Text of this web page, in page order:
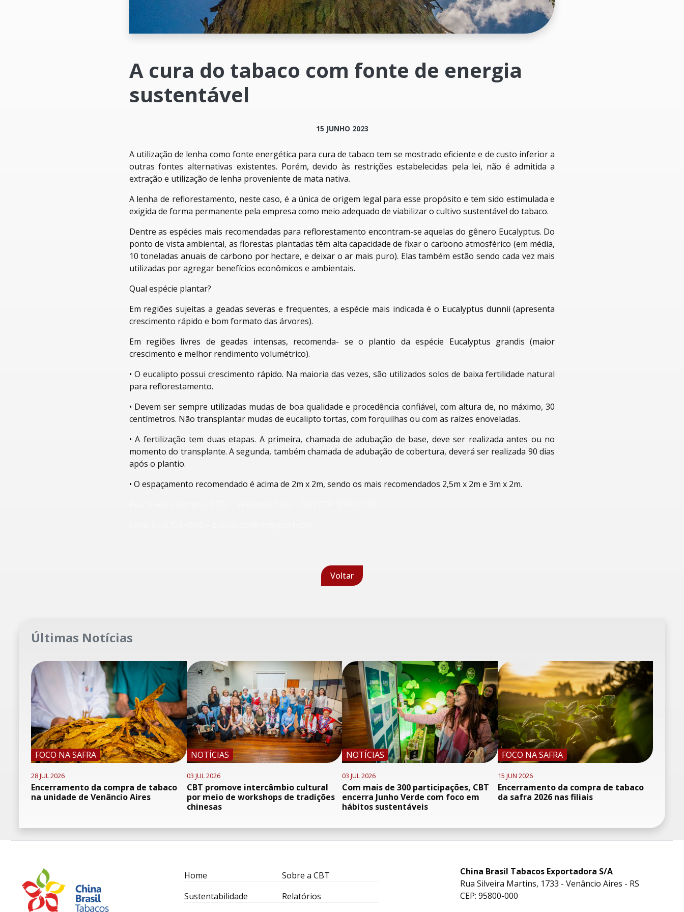
A cura do tabaco com fonte de energia
sustentável
15 JUNHO 2023
A utilização de lenha como fonte energética para cura de tabaco tem se mostrado eficiente e de custo inferior a
outras fontes alternativas existentes. Porém, devido às restrições estabelecidas pela lei, não é admitida a
extração e utilização de lenha proveniente de mata nativa.
A lenha de reflorestamento, neste caso, é a única de origem legal para esse propósito e tem sido estimulada e
exigida de forma permanente pela empresa como meio adequado de viabilizar o cultivo sustentável do tabaco.
Dentre as espécies mais recomendadas para reflorestamento encontram-se aquelas do gênero Eucalyptus. Do
ponto de vista ambiental, as florestas plantadas têm alta capacidade de fixar o carbono atmosférico (em média,
10 toneladas anuais de carbono por hectare, e deixar o ar mais puro). Elas também estão sendo cada vez mais
utilizadas por agregar benefícios econômicos e ambientais.
Qual espécie plantar?
Em regiões sujeitas a geadas severas e frequentes, a espécie mais indicada é o Eucalyptus dunnii (apresenta
crescimento rápido e bom formato das árvores).
Em regiões livres de geadas intensas, recomenda- se o plantio da espécie Eucalyptus grandis (maior
crescimento e melhor rendimento volumétrico).
• O eucalipto possui crescimento rápido. Na maioria das vezes, são utilizados solos de baixa fertilidade natural
para reflorestamento.
• Devem ser sempre utilizadas mudas de boa qualidade e procedência confiável, com altura de, no máximo, 30
centímetros. Não transplantar mudas de eucalipto tortas, com forquilhas ou com as raízes enoveladas.
•A fertilização tem duas etapas. A primeira, chamada de adubação de base, deve ser realizada antes ou no
momento do transplante. A segunda, também chamada de adubação de cobertura, deverá ser realizada 90 dias
após o plantio.
• O espaçamento recomendado é acima de 2m x 2m, sendo os mais recomendados 2,5m x 2m e 3m x 2m.
Voltar
Últimas Notícias
FOCO NA SAFRA
28 JUL 2026
Encerramento da compra de tabaco
na unidade de Venâncio Aires
NOTÍCIAS
03 JUL 2026
CBT promove intercâmbio cultural
por meio de workshops de tradições
chinesas
NOTÍCIAS
03 JUL 2026
Com mais de 300 participações, CBT
encerra Junho Verde com foco em
hábitos sustentáveis
FOCO NA SAFRA
15 JUN 2026
Encerramento da compra de tabaco
da safra 2026 nas filiais
Home
Sobre a CBT
Sustentabilidade
Relatórios
China Brasil Tabacos Exportadora S/A
Rua Silveira Martins, 1733 - Venâncio Aires - RS
CEP: 95800-000